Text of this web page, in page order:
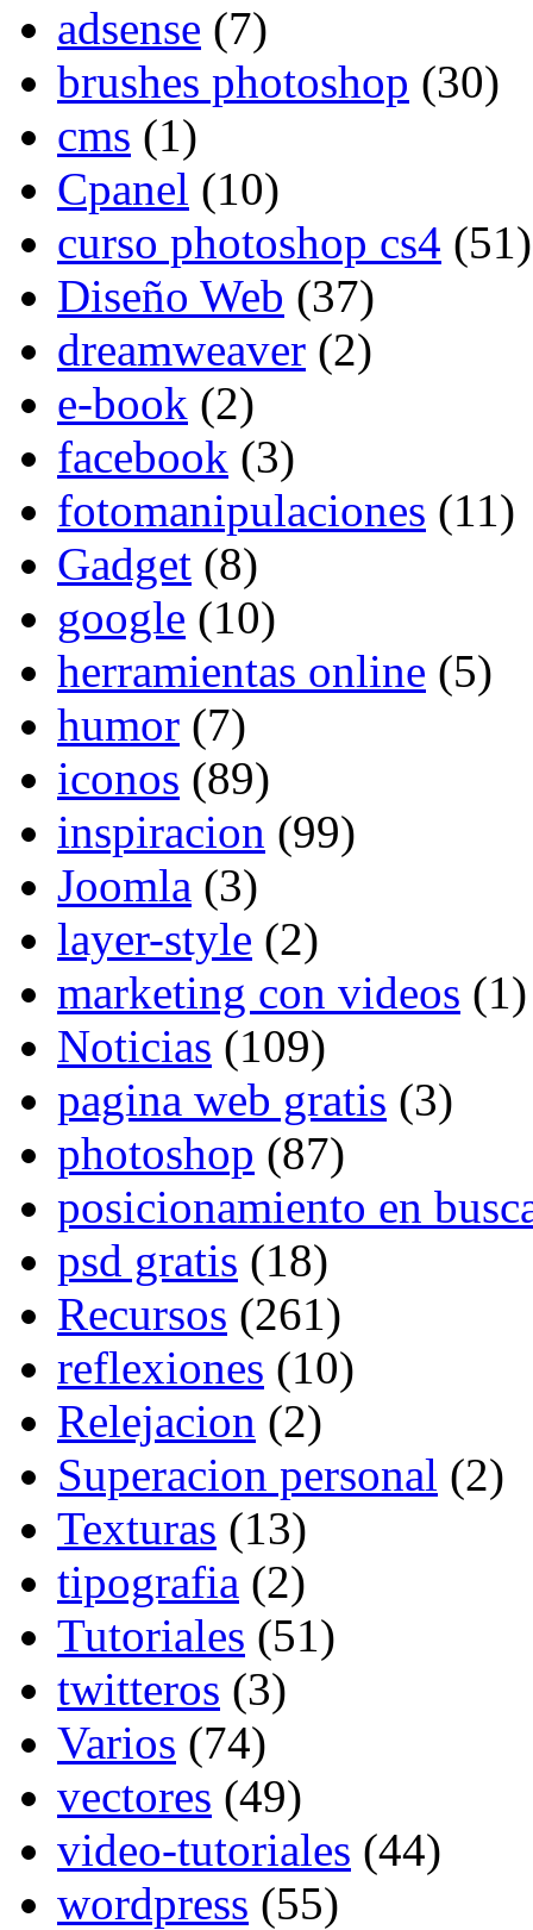
adsense (7)
brushes photoshop (30)
cms (1)
Cpanel (10)
curso photoshop cs4 (51)
Diseño Web (37)
dreamweaver (2)
e-book (2)
facebook (3)
fotomanipulaciones (11)
Gadget (8)
google (10)
herramientas online (5)
humor (7)
iconos (89)
inspiracion (99)
Joomla (3)
layer-style (2)
marketing con videos (1)
Noticias (109)
pagina web gratis (3)
photoshop (87)
posicionamiento en
psd gratis (18)
Recursos (261)
reflexiones (10)
Relejacion (2)
Superacion personal (2)
Texturas (13)
tipografia (2)
Tutoriales (51)
twitteros (3)
Varios (74)
vectores (49)
video-tutoriales (44)
wordpress (55)